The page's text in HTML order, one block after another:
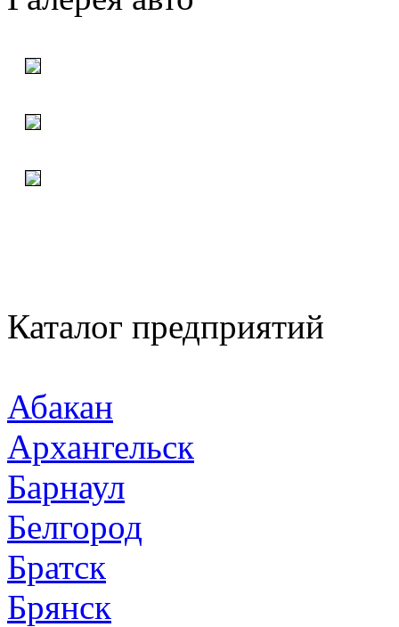
Каталог предприятий
Абакан
Архангельск
Барнаул
Белгород
Братск
Брянск